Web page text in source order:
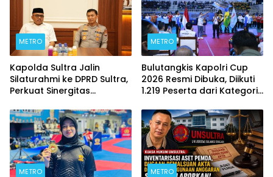
METRO
Kapolda Sultra Jalin
Silaturahmi ke DPRD Sultra,
Perkuat Sinergitas
Kemajuan Daerah
METRO
Bulutangkis Kapolri Cup
2026 Resmi Dibuka, Diikuti
1.219 Peserta dari Kategori
METRO METRO